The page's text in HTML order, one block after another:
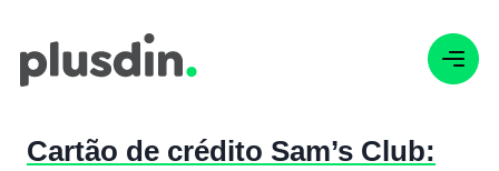
Cartão de crédito Sam’s Club: